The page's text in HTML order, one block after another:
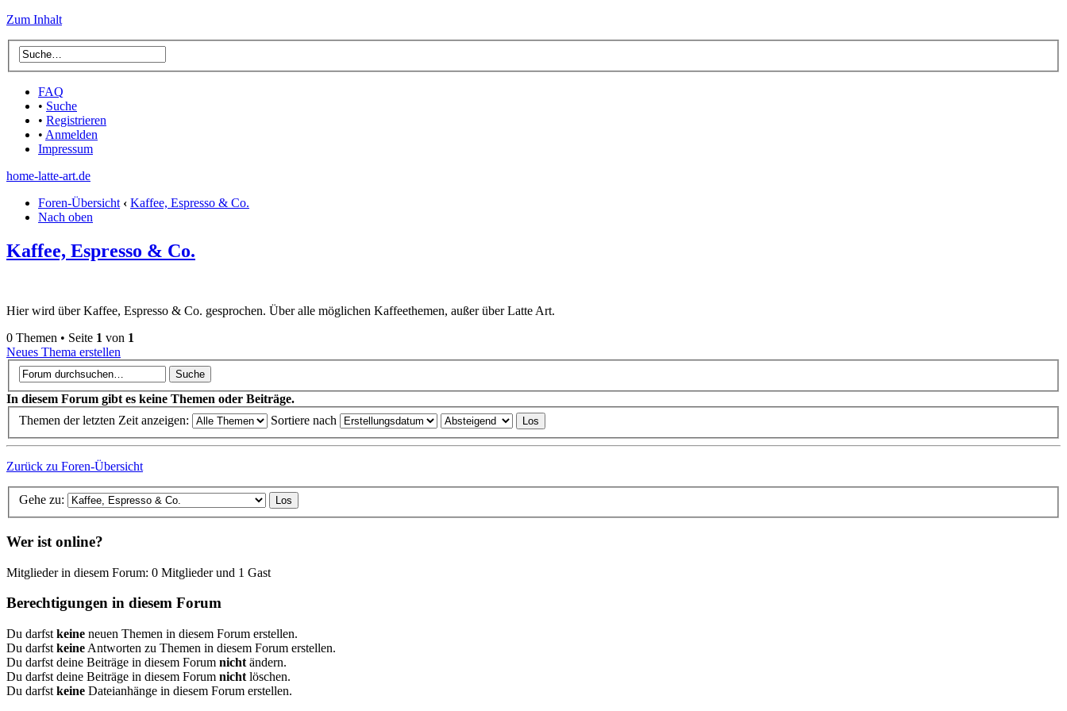
Zum Inhalt
FAQ
• Suche
• Registrieren
• Anmelden
Impressum
home-latte-art.de
Foren-Übersicht ‹ Kaffee, Espresso & Co.
Nach oben
Kaffee, Espresso & Co.
Hier wird über Kaffee, Espresso & Co. gesprochen. Über alle möglichen Kaffeethemen, außer über Latte Art.
0 Themen • Seite 1 von 1
Neues Thema erstellen
In diesem Forum gibt es keine Themen oder Beiträge.
Themen der letzten Zeit anzeigen:
Sortiere nach
Zurück zu Foren-Übersicht
Gehe zu:
Wer ist online?
Mitglieder in diesem Forum: 0 Mitglieder und 1 Gast
Berechtigungen in diesem Forum
Du darfst keine neuen Themen in diesem Forum erstellen.
Du darfst keine Antworten zu Themen in diesem Forum erstellen.
Du darfst deine Beiträge in diesem Forum nicht ändern.
Du darfst deine Beiträge in diesem Forum nicht löschen.
Du darfst keine Dateianhänge in diesem Forum erstellen.